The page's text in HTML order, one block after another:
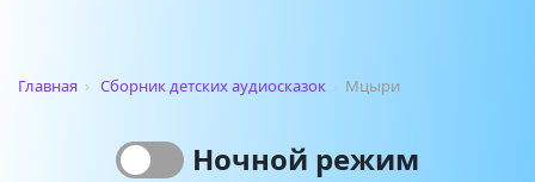
Главная › Сборник детских аудиосказок › Мцыри
Ночной режим